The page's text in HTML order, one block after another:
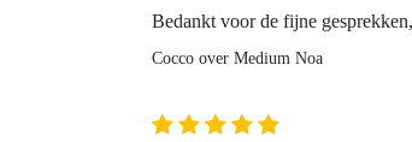
Bedankt voor de fijne
Cocco over Medium Noa